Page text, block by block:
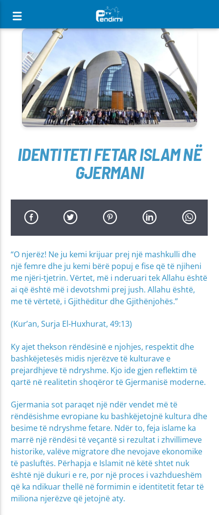
[There are no radio stations in the database]
IDENTITETI FETAR ISLAM NË
GJERMANI
“O njerëz! Ne ju kemi krijuar prej një mashkulli dhe
një femre dhe ju kemi bërë popuj e fise që të njiheni
me njëri-tjetrin. Vërtet, më i nderuari tek Allahu është
ai që është më i devotshmi prej jush. Allahu është,
me të vërtetë, i Gjithëditur dhe Gjithënjohës.”
(Kur’an, Surja El-Huxhurat, 49:13)
Ky ajet thekson rëndësinë e njohjes, respektit dhe
bashkëjetesës midis njerëzve të kulturave e
prejardhjeve të ndryshme. Kjo ide gjen reflektim të
qartë në realitetin shoqëror të Gjermanisë moderne.
Gjermania sot paraqet një ndër vendet më të
rëndësishme evropiane ku bashkëjetojnë kultura dhe
besime të ndryshme fetare. Ndër to, feja islame ka
marrë një rëndësi të veçantë si rezultat i zhvillimeve
historike, valëve migratore dhe nevojave ekonomike
të pasluftës. Përhapja e Islamit në këtë shtet nuk
është një dukuri e re, por një proces i vazhdueshëm
që ka ndikuar thellë në formimin e identitetit fetar të
miliona njerëzve që jetojnë aty.